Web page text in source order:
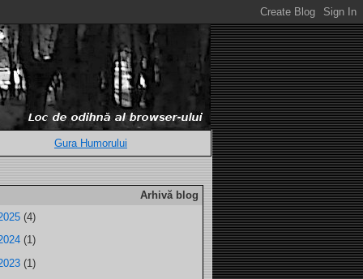
Gura Humorului
Arhivă blog
(4)
(1)
(1)